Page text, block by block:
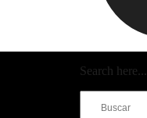
Search here...